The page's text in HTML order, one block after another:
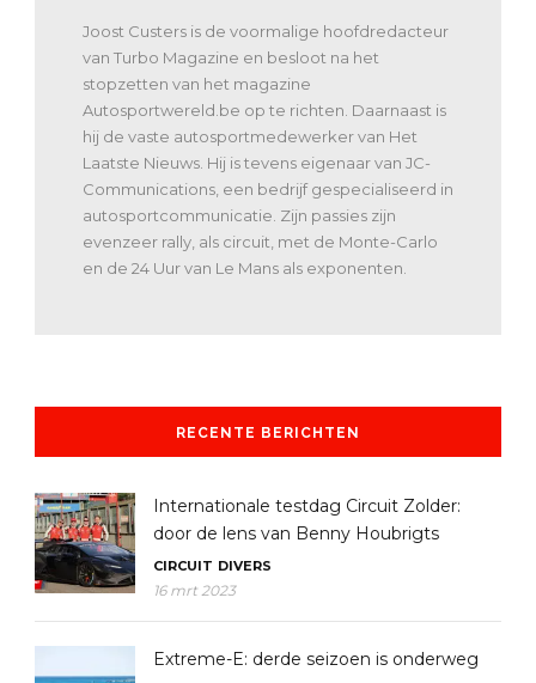
Joost Custers is de voormalige hoofdredacteur
van Turbo Magazine en besloot na het
stopzetten van het magazine
Autosportwereld.be op te richten. Daarnaast is
hij de vaste autosportmedewerker van Het
Laatste Nieuws. Hij is tevens eigenaar van JC-
Communications, een bedrijf gespecialiseerd in
autosportcommunicatie. Zijn passies zijn
evenzeer rally, als circuit, met de Monte-Carlo
en de 24 Uur van Le Mans als exponenten.
RECENTE BERICHTEN
Internationale testdag Circuit Zolder:
door de lens van Benny Houbrigts
CIRCUIT DIVERS
16 mrt 2023
Extreme-E: derde seizoen is onderweg